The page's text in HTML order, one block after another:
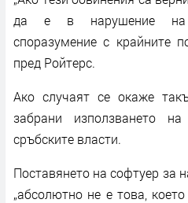
да е в нарушение на
споразумение с крайните
пред Ройтерс.
Ако случаят се окаже
забрани използването
сръбските власти.
Поставянето на софтуер за
„абсолютно не е това,